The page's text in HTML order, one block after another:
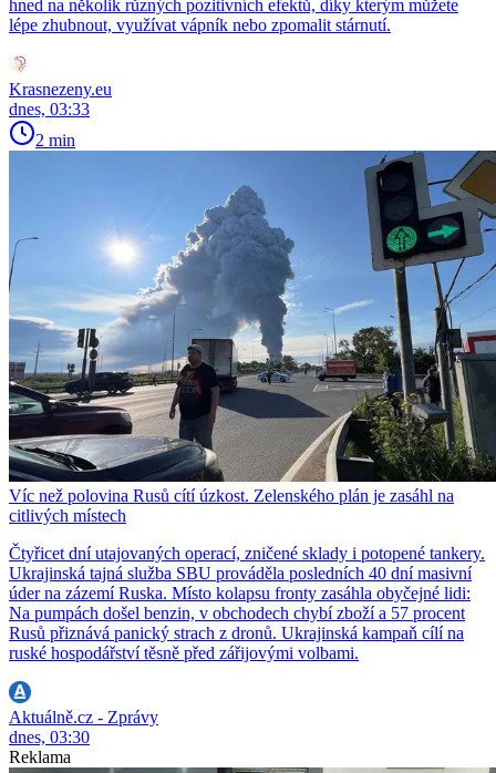
hned na několik různých pozitivních efektů, díky kterým můžete
lépe zhubnout, využívat vápník nebo zpomalit stárnutí.
Krasnezeny.eu
dnes, 03:33
2 min
Víc než polovina Rusů cítí úzkost. Zelenského plán je zasáhl na
citlivých místech
Čtyřicet dní utajovaných operací, zničené sklady i potopené tankery.
Ukrajinská tajná služba SBU prováděla posledních 40 dní masivní
úder na zázemí Ruska. Místo kolapsu fronty zasáhla obyčejné lidi:
Na pumpách došel benzin, v obchodech chybí zboží a 57 procent
Rusů přiznává panický strach z dronů. Ukrajinská kampaň cílí na
ruské hospodářství těsně před zářijovými volbami.
Aktuálně.cz - Zprávy
dnes, 03:30
Reklama